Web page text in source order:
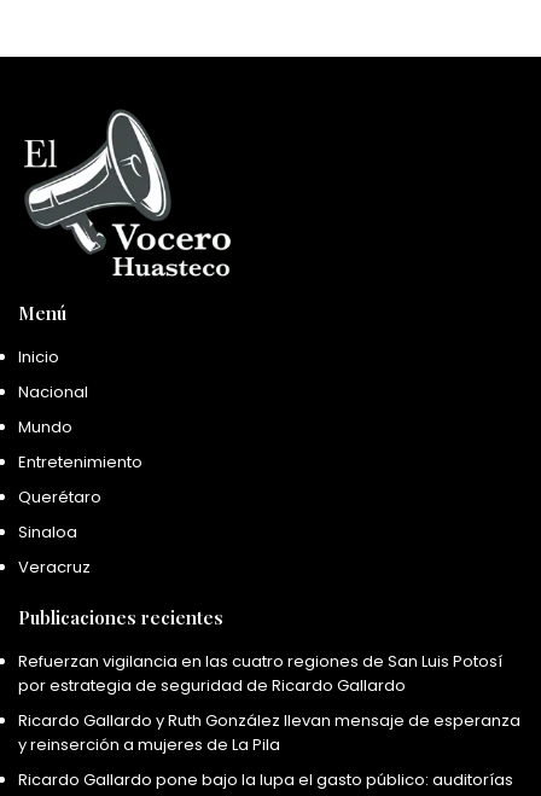
Menú
Inicio
Nacional
Mundo
Entretenimiento
Querétaro
Sinaloa
Veracruz
Publicaciones recientes
Refuerzan vigilancia en las cuatro regiones de San Luis Potosí
por estrategia de seguridad de Ricardo Gallardo
Ricardo Gallardo y Ruth González llevan mensaje de esperanza
y reinserción a mujeres de La Pila
Ricardo Gallardo pone bajo la lupa el gasto público: auditorías